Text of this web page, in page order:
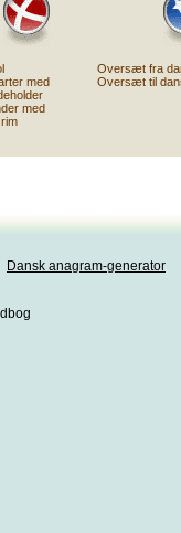
med
med
Oversæt fra
Oversæt til
Dansk anagram-generator